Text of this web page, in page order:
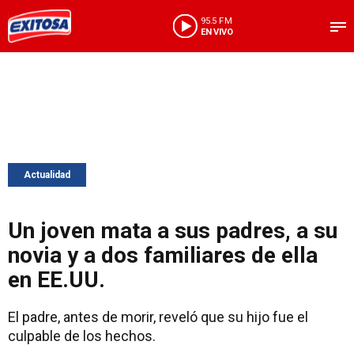
95.5 FM
EN VIVO
Actualidad
Un joven mata a sus padres, a su
novia y a dos familiares de ella
en EE.UU.
El padre, antes de morir, reveló que su hijo fue el
culpable de los hechos.